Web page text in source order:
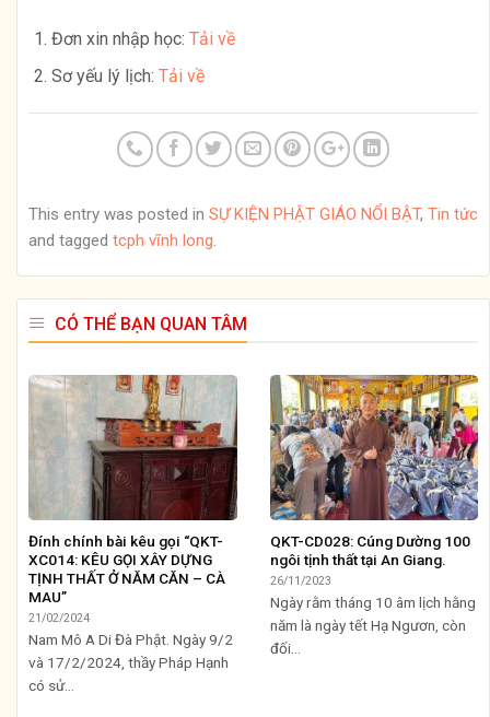
Đơn xin nhập học: Tải về
Sơ yếu lý lịch: Tải về
This entry was posted in SỰ KIỆN PHẬT GIÁO NỔI BẬT, Tin tức
and tagged tcph vĩnh long.
CÓ THỂ BẠN QUAN TÂM
Đính chính bài kêu gọi “QKT-
XC014: KÊU GỌI XÂY DỰNG
TỊNH THẤT Ở NĂM CĂN – CÀ
MAU”
21/02/2024
Nam Mô A Di Đà Phật. Ngày 9/2
và 17/2/2024, thầy Pháp Hạnh
có sử...
QKT-CD028: Cúng Dường 100
ngôi tịnh thất tại An Giang.
26/11/2023
Ngày rằm tháng 10 âm lịch hằng
năm là ngày tết Hạ Ngươn, còn
đối...